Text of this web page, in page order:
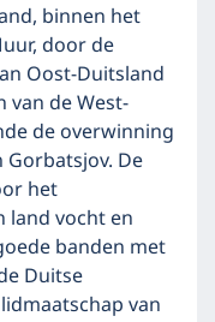
binnen het
door de
Oost-Duitsland
de West-
de overwinning
Gorbatsjov. De
het
land vocht en
banden met
Duitse
van